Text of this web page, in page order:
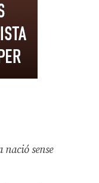
nació sense